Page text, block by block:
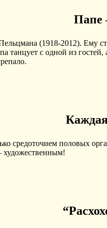
Папе
(1918-2012). Ему
танцует с одной из
средоточием половых
художественным!